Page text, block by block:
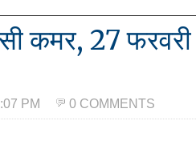
कमर, 27
PM 0 COMMENTS